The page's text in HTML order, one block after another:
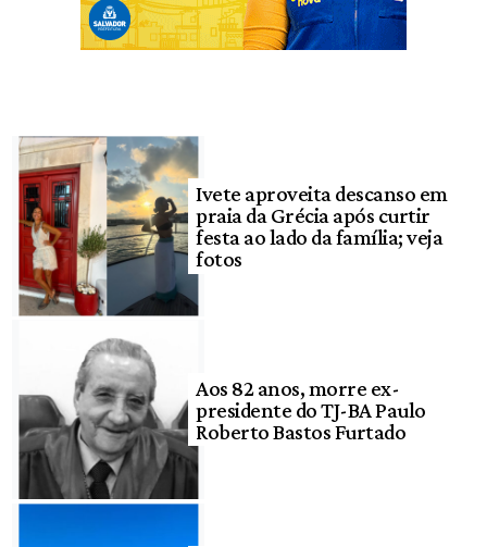
Ivete aproveita descanso em
praia da Grécia após curtir
festa ao lado da família; veja
fotos
Aos 82 anos, morre ex-
presidente do TJ-BA Paulo
Roberto Bastos Furtado